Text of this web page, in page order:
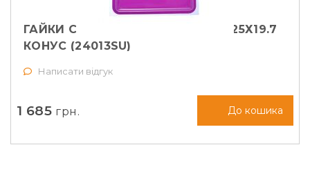
ГАЙКИ СЕКРЕТНІ MCGARD М12Х1, 25Х19.7
КОНУС (24013SU)
Написати відгук
1 685 грн. До кошика